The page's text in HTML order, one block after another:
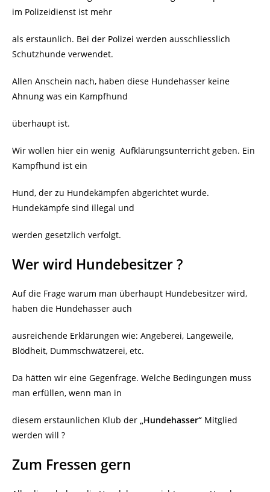
im Polizeidienst ist mehr
als erstaunlich. Bei der Polizei werden ausschliesslich
Schutzhunde verwendet.
Allen Anschein nach, haben diese Hundehasser keine
Ahnung was ein Kampfhund
überhaupt ist.
Wir wollen hier ein wenig Aufklärungsunterricht geben. Ein
Kampfhund ist ein
Hund, der zu Hundekämpfen abgerichtet wurde.
Hundekämpfe sind illegal und
werden gesetzlich verfolgt.
Wer wird Hundebesitzer ?
Auf die Frage warum man überhaupt Hundebesitzer wird,
haben die Hundehasser auch
ausreichende Erklärungen wie: Angeberei, Langeweile,
Blödheit, Dummschwätzerei, etc.
Da hätten wir eine Gegenfrage. Welche Bedingungen muss
man erfüllen, wenn man in
diesem erstaunlichen Klub der „Hundehasser“ Mitglied
werden will ?
Zum Fressen gern